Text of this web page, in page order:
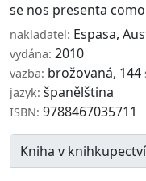
se nos presenta
nakladatel: Espasa,
vydána: 2010
vazba: brožovaná, 144
jazyk: španělština
ISBN: 9788467035711
Kniha v